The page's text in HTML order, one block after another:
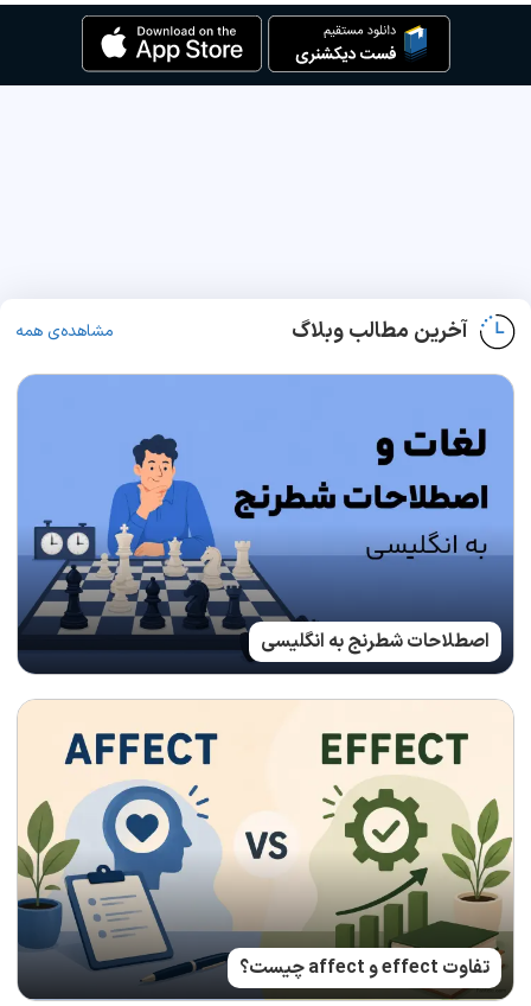
آخرین مطالب وبلاگ مشاهده‌ی همه
اصطلاحات شطرنج به انگلیسی
تفاوت effect و affect چیست؟